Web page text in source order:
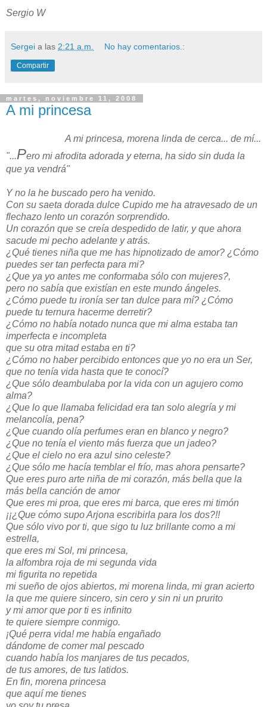
Sergio W
Sergei a las 2:21 a.m. No hay comentarios.:
Compartir
martes, noviembre 11, 2008
A mi princesa
A mi princesa, morena linda de cerca... de mí...
"...Pero mi afrodita adorada y eterna, ha sido sin duda la
que ya vendrá"
Y no la he buscado pero ha venido.
Con su saeta dorada dulce Cupido me ha atravesado de un
flechazo lento un corazón sorprendido.
Un corazón que se creía despedido de latir, y que ahora
sacude mi pecho adelante y atrás.
¿Qué tienes niña que me has hipnotizado de amor? ¿Cómo
puedes ser tan perfecta para mi?
¿Que ya yo antes me conformaba sólo con mujeres?,
pero no sabía que existían en este mundo ángeles.
¿Cómo puede tu ironía ser tan dulce para mí? ¿Cómo
puede tu ternura hacerme derretir?
¿Cómo no había notado nunca que mi alma estaba tan
imperfecta e incompleta
que su otra mitad estaba en ti?
¿Cómo no haber percibido entonces que yo no era un Ser,
que no tenía vida hasta que te conocí?
¿Que sólo deambulaba por la vida con un agujero como
alma?
¿Que lo que llamaba felicidad era tan solo alegría y mi
melancolía, pena?
¿Que cuando olía perfumes eran en blanco y negro?
¿Que no tenía el viento más fuerza que un jadeo?
¿Que el cielo no era azul sino celeste?
¿Que sólo me hacía temblar el frío, mas ahora pensarte?
Que eres puro arte niña de mi corazón, más bella que la
más bella canción de amor
Que eres mi proa, que eres mi barca, que eres mi timón
¡¡¿Que cómo supo Arjona escribirla para los dos?!!
Que sólo vivo por ti, que sigo tu luz brillante como a mi
estrella,
que eres mi Sol, mi princesa,
la alfombra roja de mi segunda vida
mi figurita no repetida
mi sueño de ojos abiertos, mi morena linda, mi gran acierto
la que me quiere sincero, sin cero y sin ni un prurito
y mi amor que por ti es infinito
te quiere siempre conmigo.
¡Qué perra vida! me había engañado
dándome de comer mal pescado
cuando había los manjares de tus pecados,
de tus amores, de tus latidos.
En fin, morena princesa
que aquí me tienes